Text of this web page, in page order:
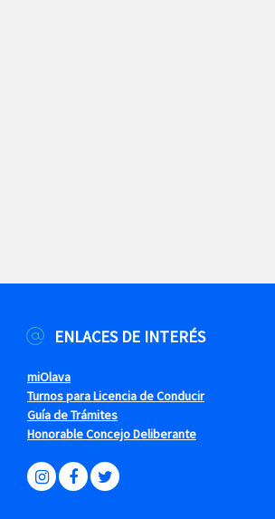
ENLACES DE INTERÉS
miOlava
Turnos para Licencia de Conducir
Guía de Trámites
Honorable Concejo Deliberante